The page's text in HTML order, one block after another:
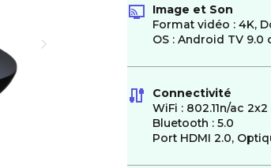
Image et Son
Format vidéo : 4K,
OS : Android TV 9.0
Connectivité
WiFi : 802.11n/ac 2x2
Bluetooth : 5.0
Port HDMI 2.0,